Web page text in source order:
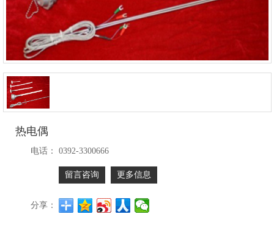
热电偶
电话： 0392-3300666
留言咨询 更多信息
分享：